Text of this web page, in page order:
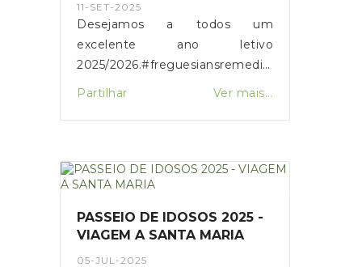
11-SET-2025
Desejamos a todos um
excelente ano letivo
2025/2026.#freguesiansremedios
#NSR #fnsremedios
Partilhar Ver mais...
PASSEIO DE IDOSOS 2025 -
VIAGEM A SANTA MARIA
05-JUL-2025